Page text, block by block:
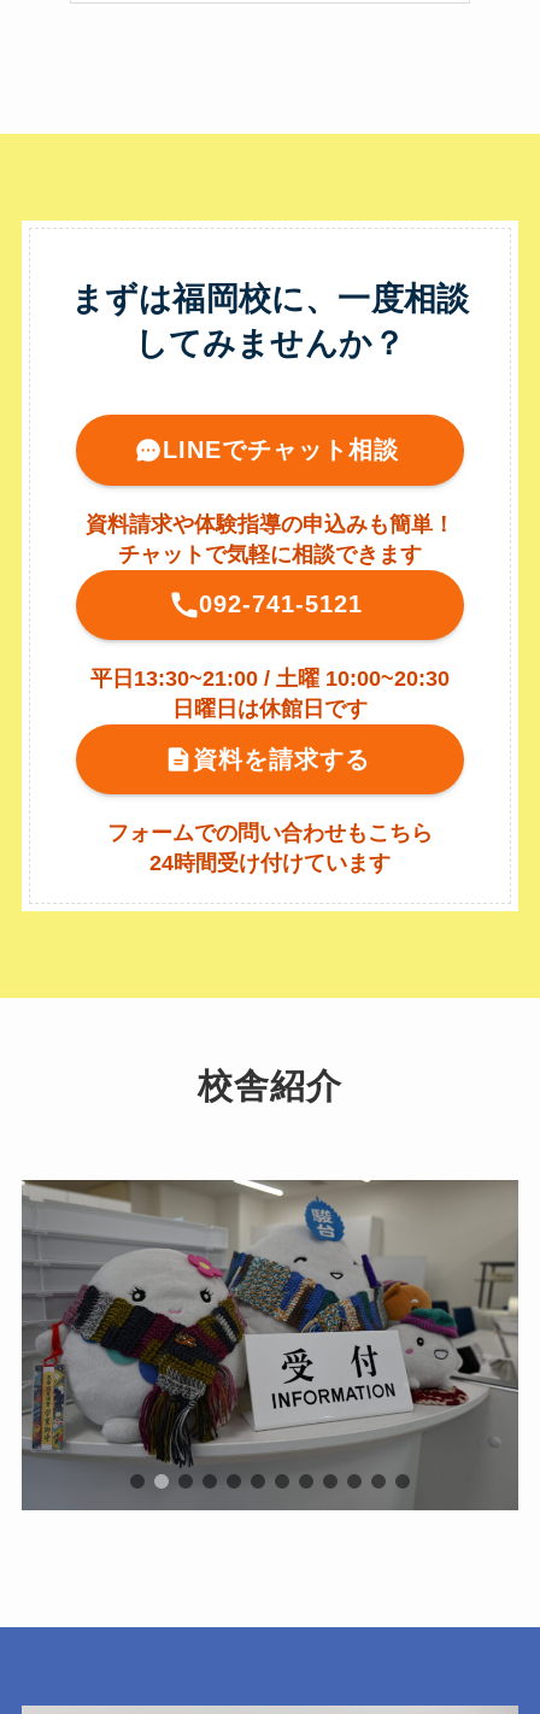
まずは福岡校に、一度相談
してみませんか？
LINEでチャット相談
資料請求や体験指導の申込みも簡単！
チャットで気軽に相談できます
092-741-5121
平日13:30~21:00 / 土曜 10:00~20:30
日曜日は休館日です
資料を請求する
フォームでの問い合わせもこちら
24時間受け付けています
校舎紹介